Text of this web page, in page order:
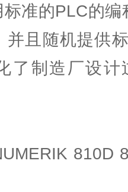
准的PLC的
并且随机提供
了制造厂设
810D